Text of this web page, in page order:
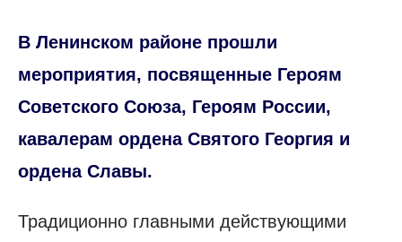
В Ленинском районе прошли
мероприятия, посвященные Героям
Советского Союза, Героям России,
кавалерам ордена Святого Георгия и
ордена Славы.
Традиционно главными действующими